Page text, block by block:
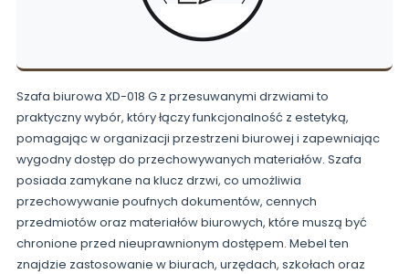
Szafa biurowa XD-018 G z przesuwanymi drzwiami to
praktyczny wybór, który łączy funkcjonalność z estetyką,
pomagając w organizacji przestrzeni biurowej i zapewniając
wygodny dostęp do przechowywanych materiałów. Szafa
posiada zamykane na klucz drzwi, co umożliwia
przechowywanie poufnych dokumentów, cennych
przedmiotów oraz materiałów biurowych, które muszą być
chronione przed nieuprawnionym dostępem. Mebel ten
znajdzie zastosowanie w biurach, urzędach, szkołach oraz